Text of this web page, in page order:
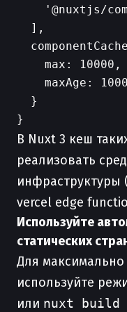
'@nuxtjs/
  ],
    max: 10000,
maxAge:
  }
В Nuxt 3 кеш
реализовать
инфраструктуры
vercel edge
Используйте
статических
Для максимально
используйте
или nuxt